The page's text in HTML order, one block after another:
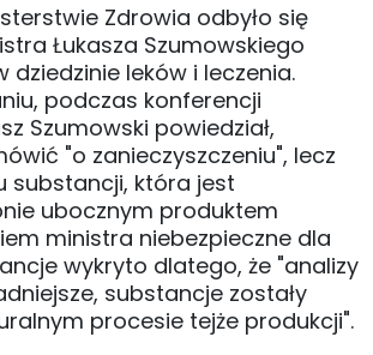
Zdrowia odbyło się
Łukasza Szumowskiego
dziedzinie leków i leczenia.
podczas konferencji
Szumowski powiedział,
"o zanieczyszczeniu", lecz
substancji, która jest
ubocznym produktem
ministra niebezpieczne dla
wykryto dlatego, że "analizy
substancje zostały
procesie tejże produkcji".